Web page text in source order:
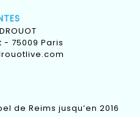
- 75009 Paris
de Reims jusqu’en 2016